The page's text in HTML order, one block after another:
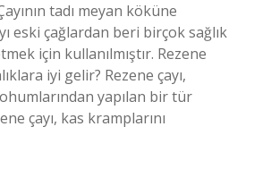
tadı meyan köküne
eski çağlardan beri birçok sağlık
için kullanılmıştır. Rezene
iyi gelir? Rezene çayı,
yapılan bir tür
çayı, kas kramplarını